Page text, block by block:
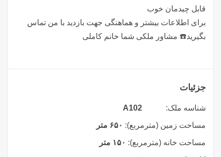
قابل چيدمان خوب
برای اطلاعات بیشتر و هماهنگی جهت بازدید با من تماس
بگیرید☎️ مشاور ملکی شما خانم کاملی
جزئیات
شناسه ملک: A102
مساحت زمین (مترمربع): ۶۵۰ متر
مساحت خانه (مترمربع): ۱۵۰ متر